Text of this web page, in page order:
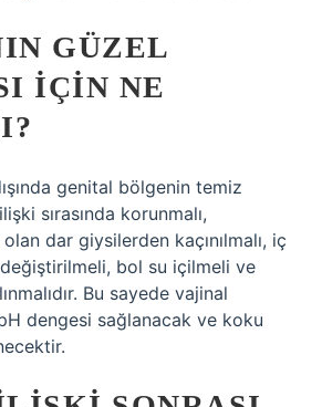
GÜZEL
IÇIN NE
genital bölgenin temiz
sırasında korunmalı,
dar giysilerden kaçınılmalı, iç
değiştirilmeli, bol su içilmeli ve
Bu sayede vajinal
dengesi sağlanacak ve koku